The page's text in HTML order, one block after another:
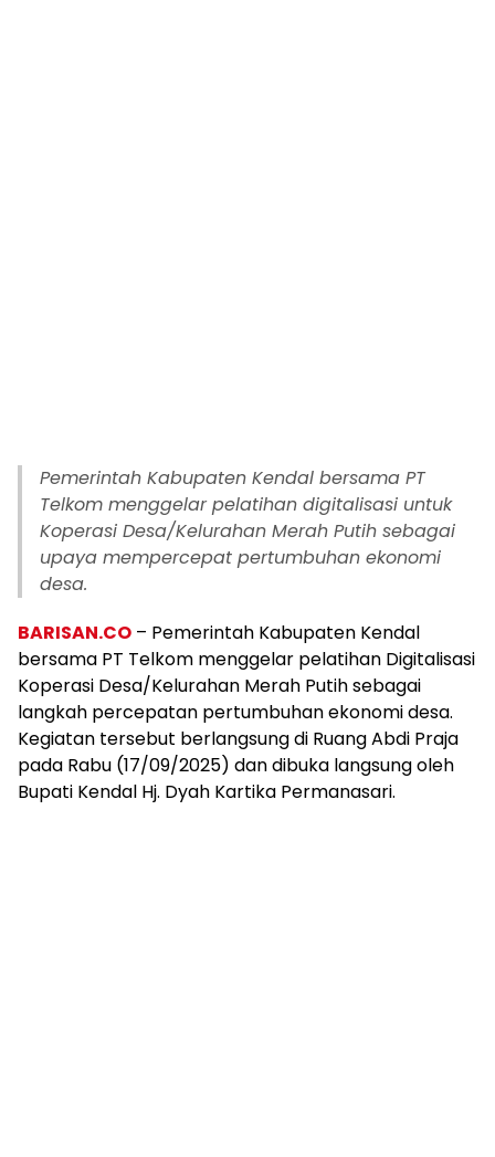
Pemerintah Kabupaten Kendal bersama PT
Telkom menggelar pelatihan digitalisasi untuk
Koperasi Desa/Kelurahan Merah Putih sebagai
upaya mempercepat pertumbuhan ekonomi
desa.
BARISAN.CO – Pemerintah Kabupaten Kendal
bersama PT Telkom menggelar pelatihan Digitalisasi
Koperasi Desa/Kelurahan Merah Putih sebagai
langkah percepatan pertumbuhan ekonomi desa.
Kegiatan tersebut berlangsung di Ruang Abdi Praja
pada Rabu (17/09/2025) dan dibuka langsung oleh
Bupati Kendal Hj. Dyah Kartika Permanasari.